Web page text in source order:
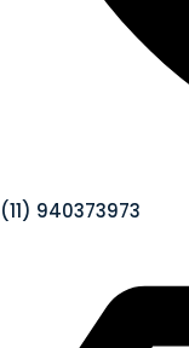
(11) 940373973